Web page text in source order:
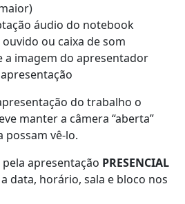
áudio do notebook
ou caixa de som
a imagem do apresentador
do trabalho o
manter a câmera “aberta”
possam vê-lo.
apresentação PRESENCIAL
data, horário, sala e bloco nos